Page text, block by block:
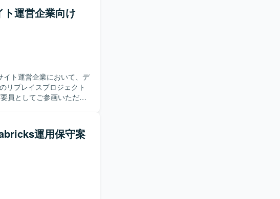
運営企業向け
ト運営企業において、デ
リプレイスプロジェクト
員としてご参画いただき
運用保守案